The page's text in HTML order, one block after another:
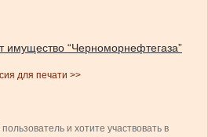
имущество “Черноморнефтегаза”
для печати >>
и хотите участвовать в